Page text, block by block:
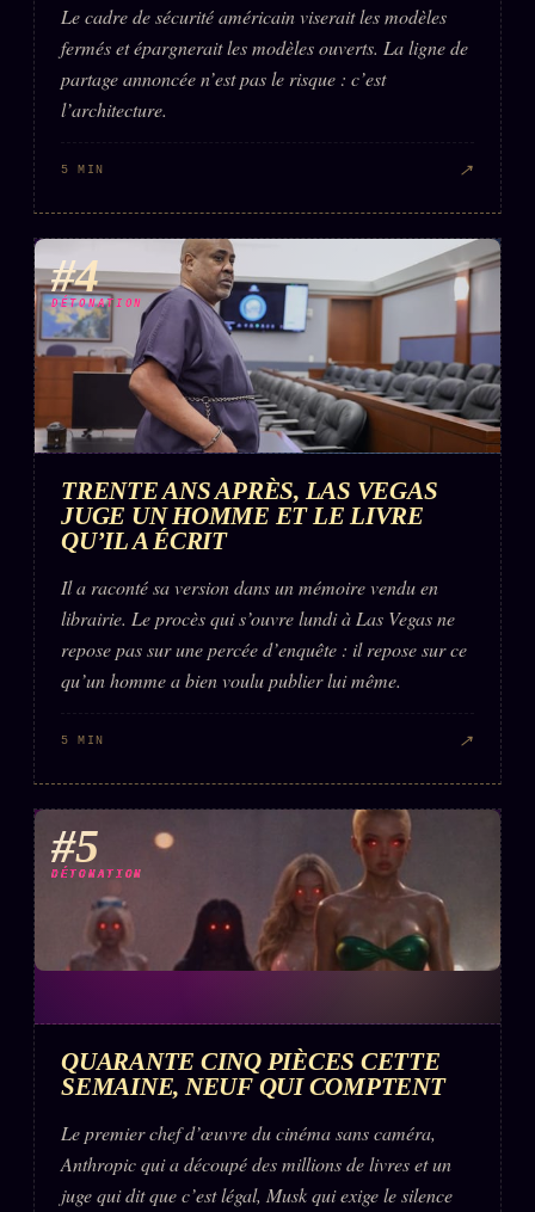
Le cadre de sécurité américain viserait les modèles
fermés et épargnerait les modèles ouverts. La ligne de
partage annoncée n’est pas le risque : c’est
l’architecture.
5 MIN ↗
#4
DÉTONATION
TRENTE ANS APRÈS, LAS VEGAS
JUGE UN HOMME ET LE LIVRE
QU’IL A ÉCRIT
Il a raconté sa version dans un mémoire vendu en
librairie. Le procès qui s’ouvre lundi à Las Vegas ne
repose pas sur une percée d’enquête : il repose sur ce
qu’un homme a bien voulu publier lui même.
5 MIN ↗
#5
DÉTONATION
QUARANTE CINQ PIÈCES CETTE
SEMAINE, NEUF QUI COMPTENT
Le premier chef d’œuvre du cinéma sans caméra,
Anthropic qui a découpé des millions de livres et un
juge qui dit que c’est légal, Musk qui exige le silence